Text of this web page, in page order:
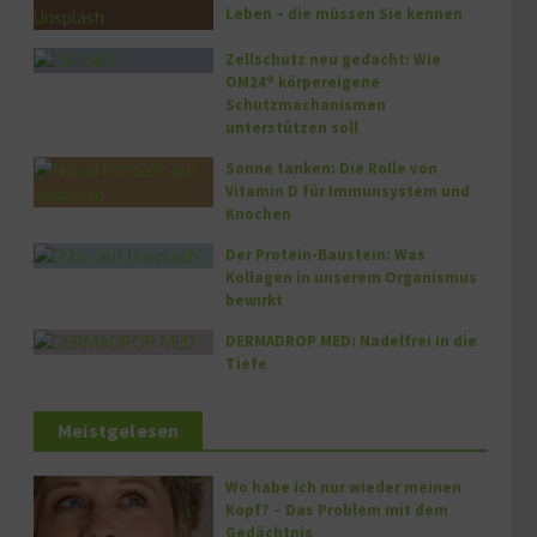
Leben – die müssen Sie kennen
Zellschutz neu gedacht: Wie
OM24® körpereigene
Schutzmechanismen
unterstützen soll
Sonne tanken: Die Rolle von
Vitamin D für Immunsystem und
Knochen
Der Protein-Baustein: Was
Kollagen in unserem Organismus
bewirkt
DERMADROP MED: Nadelfrei in die
Tiefe
Meistgelesen
Wo habe ich nur wieder meinen
Kopf? – Das Problem mit dem
Gedächtnis